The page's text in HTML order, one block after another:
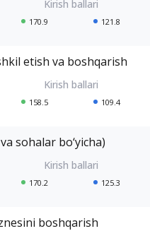
170.9 121.8
etish va boshqarish
158.5 109.4
sohalar bo‘yicha)
170.2 125.3
boshqarish